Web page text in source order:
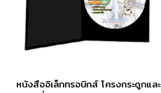
หนังสืออิเล็กทรอนิกส์ โครงกระดูกและ